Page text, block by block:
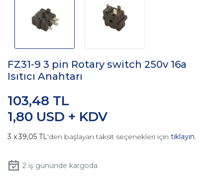
FZ31-9 3 pin Rotary switch 250v 16a
Isıtıcı Anahtarı
1,80 USD + KDV
103,48 TL
39,05 TL'den başlayan taksit seçenekleri için tıklayın.
2iş gününde kargoda